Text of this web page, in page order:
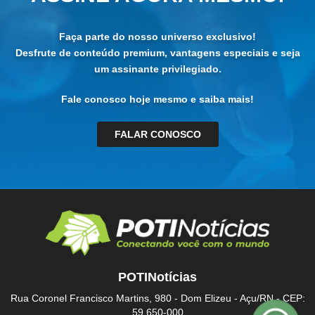
Faça parte do nosso universo exclusivo!
Desfrute de conteúdo premium, vantagens especiais e seja
um assinante privilegiado.
Fale conosco hoje mesmo e saiba mais!
FALAR CONOSCO
POTINotícias
Rua Coronel Francisco Martins, 980 - Dom Elizeu - Açu/RN - CEP:
59.650-000